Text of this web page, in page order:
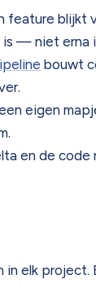
feature blijkt
— niet erna
bouwt
eigen
en de code
elk